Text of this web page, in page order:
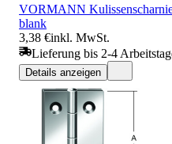
VORMANN
blank
3,38 €inkl. MwSt.
Lieferung bis 2-4
Details anzeigen